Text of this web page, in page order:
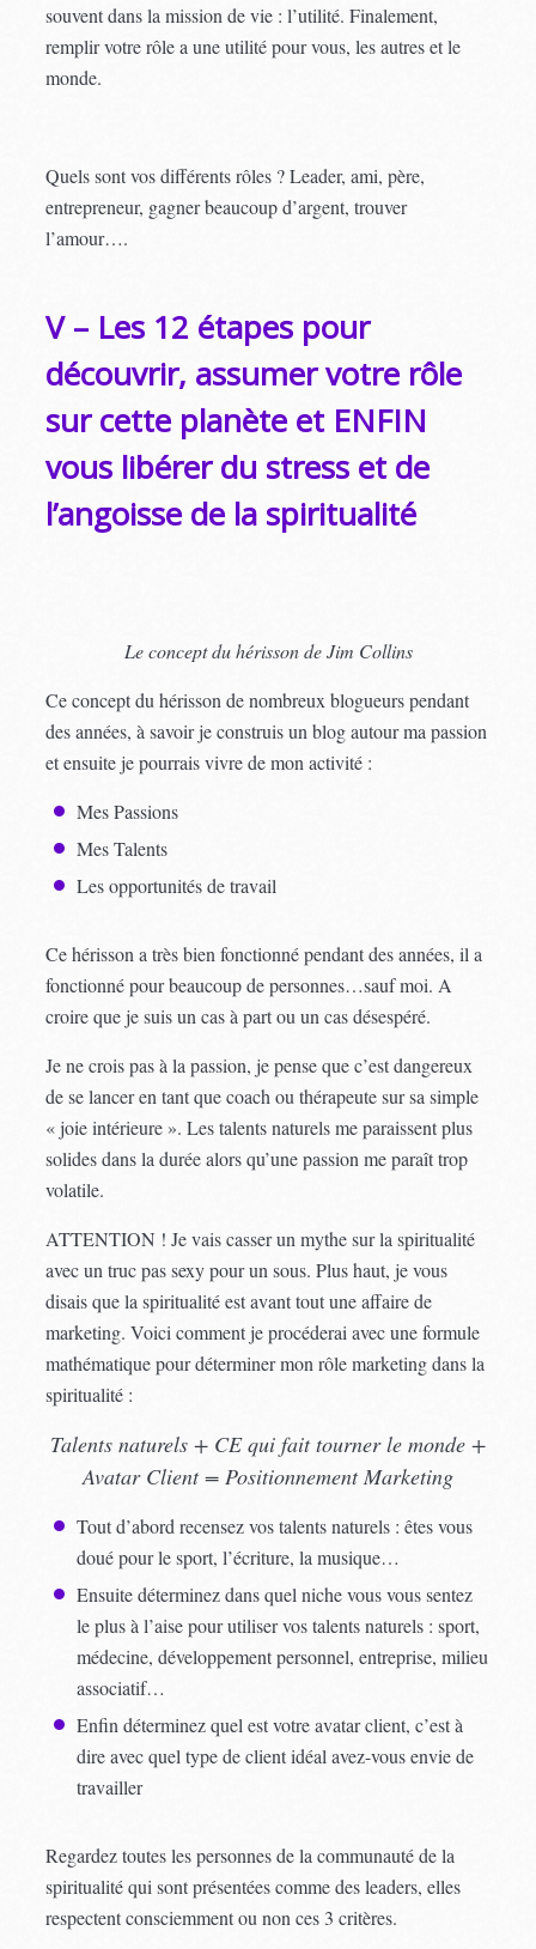
souvent dans la mission de vie : l’utilité. Finalement,
remplir votre rôle a une utilité pour vous, les autres et le
monde.
Quels sont vos différents rôles ? Leader, ami, père,
entrepreneur, gagner beaucoup d’argent, trouver
l’amour….
V – Les 12 étapes pour
découvrir, assumer votre rôle
sur cette planète et ENFIN
vous libérer du stress et de
l’angoisse de la spiritualité
Le concept du hérisson de Jim Collins
Ce concept du hérisson de nombreux blogueurs pendant
des années, à savoir je construis un blog autour ma passion
et ensuite je pourrais vivre de mon activité :
Mes Passions
Mes Talents
Les opportunités de travail
Ce hérisson a très bien fonctionné pendant des années, il a
fonctionné pour beaucoup de personnes…sauf moi. A
croire que je suis un cas à part ou un cas désespéré.
Je ne crois pas à la passion, je pense que c’est dangereux
de se lancer en tant que coach ou thérapeute sur sa simple
« joie intérieure ». Les talents naturels me paraissent plus
solides dans la durée alors qu’une passion me paraît trop
volatile.
ATTENTION ! Je vais casser un mythe sur la spiritualité
avec un truc pas sexy pour un sous. Plus haut, je vous
disais que la spiritualité est avant tout une affaire de
marketing. Voici comment je procéderai avec une formule
mathématique pour déterminer mon rôle marketing dans la
spiritualité :
Talents naturels + CE qui fait tourner le monde +
Avatar Client = Positionnement Marketing
Tout d’abord recensez vos talents naturels : êtes vous
doué pour le sport, l’écriture, la musique…
Ensuite déterminez dans quel niche vous vous sentez
le plus à l’aise pour utiliser vos talents naturels : sport,
médecine, développement personnel, entreprise, milieu
associatif…
Enfin déterminez quel est votre avatar client, c’est à
dire avec quel type de client idéal avez-vous envie de
travailler
Regardez toutes les personnes de la communauté de la
spiritualité qui sont présentées comme des leaders, elles
respectent consciemment ou non ces 3 critères.